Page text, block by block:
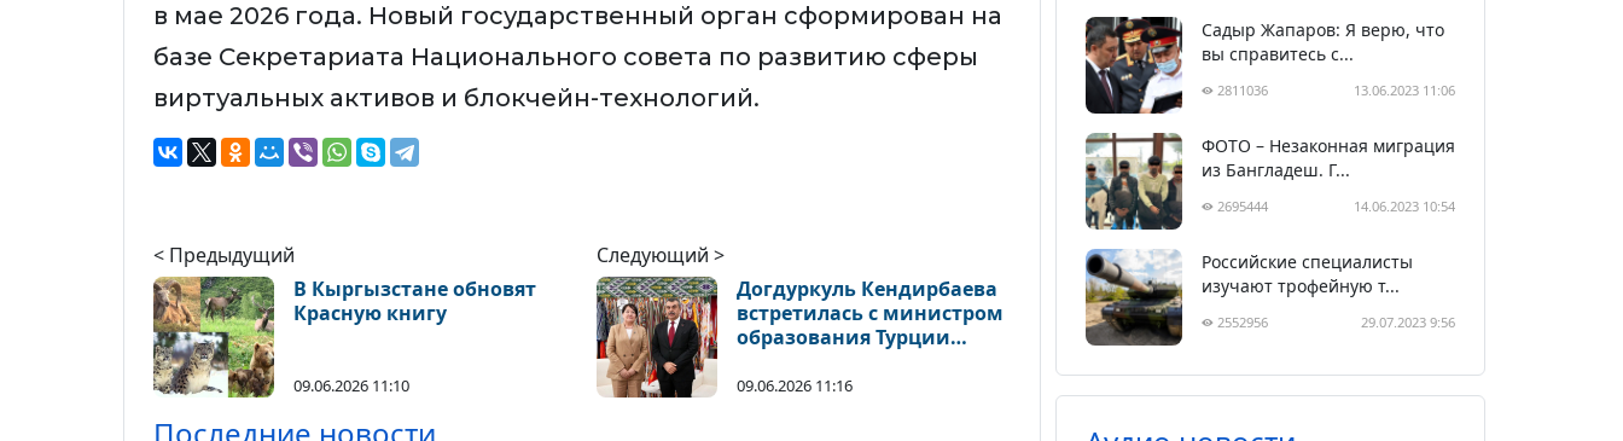
в мае 2026 года. Новый государственный орган сформирован на
базе Секретариата Национального совета по развитию сферы
виртуальных активов и блокчейн-технологий.
< Предыдущий
В Кыргызстане обновят
Красную книгу
09.06.2026 11:10
Следующий >
Догдуркуль Кендирбаева
встретилась с министром
образования Турции
09.06.2026 11:16
Садыр Жапаров: Я верю, что
вы справитесь с...
2811036 13.06.2023 11:06
ФОТО – Незаконная миграция
из Бангладеш. Г...
2695444 14.06.2023 10:54
Российские специалисты
изучают трофейную т...
2552956 29.07.2023 9:56